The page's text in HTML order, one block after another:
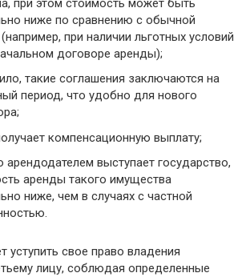
ниже по сравнению с обычной
при наличии льготных условий
договоре аренды);
такие соглашения заключаются на
период, что удобно для нового
компенсационную выплату;
арендодателем выступает государство,
аренды такого имущества
ниже, чем в случаях с частной
уступить свое право владения
лицу, соблюдая определенные